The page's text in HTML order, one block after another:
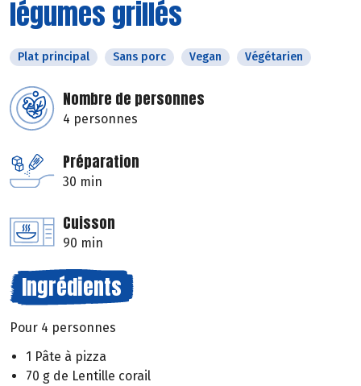
légumes grillés
Plat principal Sans porc Vegan Végétarien
Nombre de personnes
4 personnes
Préparation
30 min
Cuisson
90 min
Ingrédients
Pour 4 personnes
1 Pâte à pizza
70 g de Lentille corail